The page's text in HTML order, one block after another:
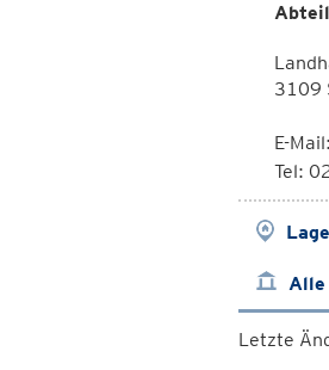
3109
E-Mail:
Tel:
Alle
Letzte